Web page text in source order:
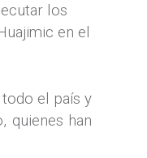
los
en el
el país y
quienes han